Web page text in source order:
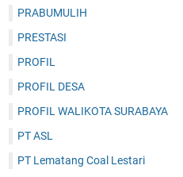
PRABUMULIH
PRESTASI
PROFIL
PROFIL DESA
PROFIL WALIKOTA SURABAYA
PT ASL
PT Lematang Coal Lestari